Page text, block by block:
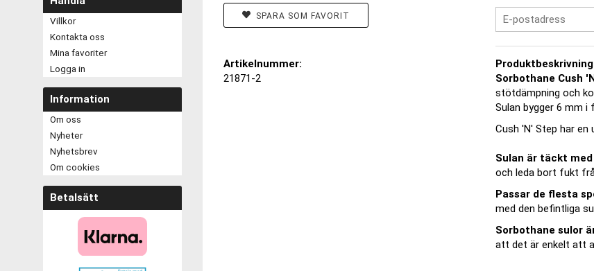
Villkor
Kontakta oss
Mina favoriter
Logga in
Information
Om oss
Nyheter
Nyhetsbrev
Om cookies
Betalsätt
Sorbothane Cush
stötdämpning och
Sulan bygger 6 mm
Cush 'N' Step har
Sulan är täckt
och leda bort fukt
Passar de flesta
med den befintliga
Sorbothane sulor
att det är enkelt att
SPARA SOM FAVORIT
Artikelnummer:
21871-2